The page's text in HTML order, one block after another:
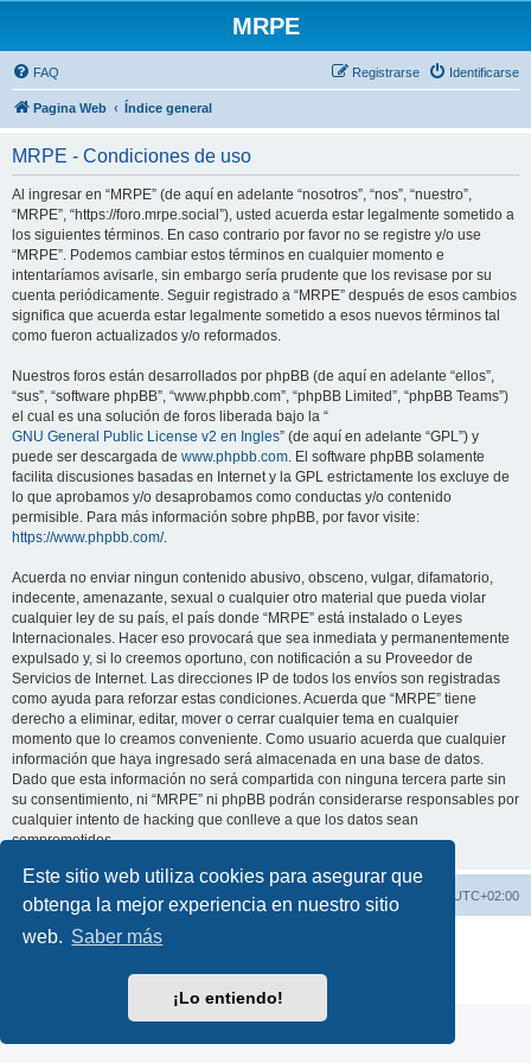
Este sitio web utiliza cookies para asegurar que
obtenga la mejor experiencia en nuestro sitio
web. Saber más
¡Lo entiendo!
MRPE
FAQ Identificarse
Registrarse
Pagina Web Índice general
MRPE - Condiciones de uso
Al ingresar en “MRPE” (de aquí en adelante “nosotros”, “nos”, “nuestro”,
“MRPE”, “https://foro.mrpe.social”), usted acuerda estar legalmente sometido a
los siguientes términos. En caso contrario por favor no se registre y/o use
“MRPE”. Podemos cambiar estos términos en cualquier momento e
intentaríamos avisarle, sin embargo sería prudente que los revisase por su
cuenta periódicamente. Seguir registrado a “MRPE” después de esos cambios
significa que acuerda estar legalmente sometido a esos nuevos términos tal
como fueron actualizados y/o reformados.
Nuestros foros están desarrollados por phpBB (de aquí en adelante “ellos”,
“sus”, “software phpBB”, “www.phpbb.com”, “phpBB Limited”, “phpBB Teams”)
el cual es una solución de foros liberada bajo la “
GNU General Public License v2 en Ingles” (de aquí en adelante “GPL”) y
puede ser descargada de www.phpbb.com. El software phpBB solamente
facilita discusiones basadas en Internet y la GPL estrictamente los excluye de
lo que aprobamos y/o desaprobamos como conductas y/o contenido
permisible. Para más información sobre phpBB, por favor visite:
https://www.phpbb.com/.
Acuerda no enviar ningun contenido abusivo, obsceno, vulgar, difamatorio,
indecente, amenazante, sexual o cualquier otro material que pueda violar
cualquier ley de su país, el país donde “MRPE” está instalado o Leyes
Internacionales. Hacer eso provocará que sea inmediata y permanentemente
expulsado y, si lo creemos oportuno, con notificación a su Proveedor de
Servicios de Internet. Las direcciones IP de todos los envíos son registradas
como ayuda para reforzar estas condiciones. Acuerda que “MRPE” tiene
derecho a eliminar, editar, mover o cerrar cualquier tema en cualquier
momento que lo creamos conveniente. Como usuario acuerda que cualquier
información que haya ingresado será almacenada en una base de datos.
Dado que esta información no será compartida con ninguna tercera parte sin
su consentimiento, ni “MRPE” ni phpBB podrán considerarse responsables por
cualquier intento de hacking que conlleve a que los datos sean
comprometidos.
Pagina Web Índice general Todos los horarios son UTC+02:00
Desarrollado por
Condiciones